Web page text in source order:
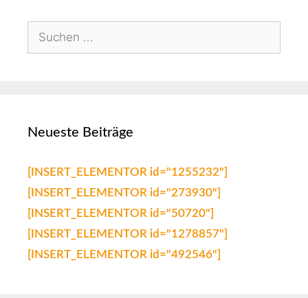
Neueste Beiträge
[INSERT_ELEMENTOR id="1255232"]
[INSERT_ELEMENTOR id="273930"]
[INSERT_ELEMENTOR id="50720"]
[INSERT_ELEMENTOR id="1278857"]
[INSERT_ELEMENTOR id="492546"]